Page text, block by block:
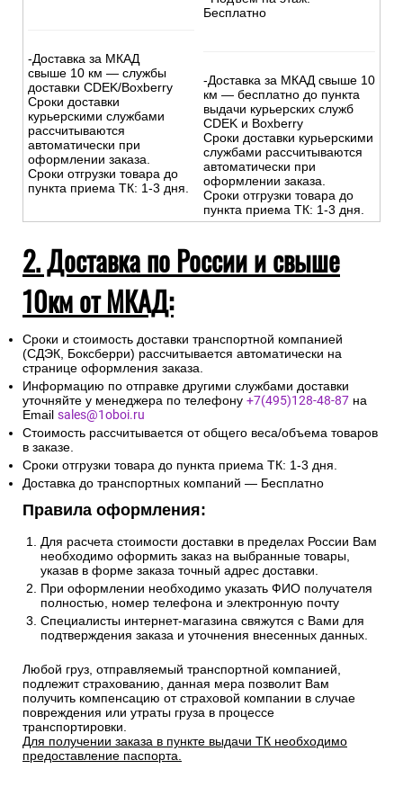
-Доставка за МКАД
свыше 10 км — службы
доставки CDEK/Boxberry
Сроки доставки
курьерскими службами
рассчитываются
автоматически при
оформлении заказа.
Сроки отгрузки товара до
пункта приема ТК: 1-3 дня.
Бесплатно
-Доставка за МКАД свыше 10
км — бесплатно до пункта
выдачи курьерских служб
CDEK и Boxberry
Сроки доставки курьерскими
службами рассчитываются
автоматически при
оформлении заказа.
Сроки отгрузки товара до
пункта приема ТК: 1-3 дня.
2. Доставка по России и свыше
10км от МКАД:
Сроки и стоимость доставки транспортной компанией
(СДЭК, Боксберри) рассчитывается автоматически на
странице оформления заказа.
Информацию по отправке другими службами доставки
уточняйте у менеджера по телефону +7(495)128-48-87 на
Email sales@1oboi.ru
Стоимость рассчитывается от общего веса/объема товаров
в заказе.
Сроки отгрузки товара до пункта приема ТК: 1-3 дня.
Доставка до транспортных компаний — Бесплатно
Правила оформления:
Для расчета стоимости доставки в пределах России Вам
необходимо оформить заказ на выбранные товары,
указав в форме заказа точный адрес доставки.
При оформлении необходимо указать ФИО получателя
полностью, номер телефона и электронную почту
Специалисты интернет-магазина свяжутся с Вами для
подтверждения заказа и уточнения внесенных данных.
Любой груз, отправляемый транспортной компанией,
подлежит страхованию, данная мера позволит Вам
получить компенсацию от страховой компании в случае
повреждения или утраты груза в процессе
транспортировки.
Для получении заказа в пункте выдачи ТК необходимо
предоставление паспорта.